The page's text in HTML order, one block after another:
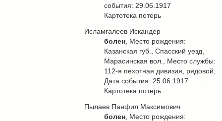
события: 29.06.1917
Картотека потерь
Исламгалеев Искандер
болен , Место рождения:
Казанская губ., Спасский уезд,
Марасинская вол., Место службы:
112-я пехотная дивизия, рядовой,
Дата события: 25.06.1917
Картотека потерь
Пылаев Панфил Максимович
болен , Место рождения: